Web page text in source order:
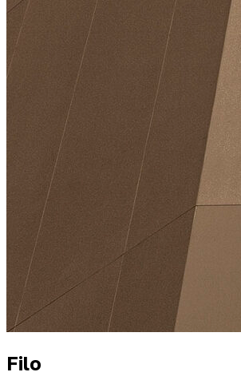
Filo